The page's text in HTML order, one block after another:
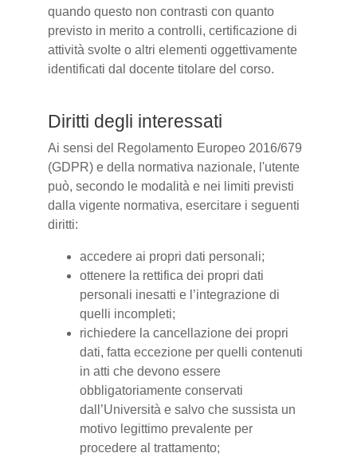
quando questo non contrasti con quanto
previsto in merito a controlli, certificazione di
attività svolte o altri elementi oggettivamente
identificati dal docente titolare del corso.
Diritti degli interessati
Ai sensi del Regolamento Europeo 2016/679
(GDPR) e della normativa nazionale, l'utente
può, secondo le modalità e nei limiti previsti
dalla vigente normativa, esercitare i seguenti
diritti:
accedere ai propri dati personali;
ottenere la rettifica dei propri dati
personali inesatti e l’integrazione di
quelli incompleti;
richiedere la cancellazione dei propri
dati, fatta eccezione per quelli contenuti
in atti che devono essere
obbligatoriamente conservati
dall’Università e salvo che sussista un
motivo legittimo prevalente per
procedere al trattamento;